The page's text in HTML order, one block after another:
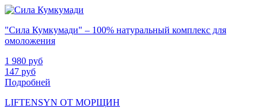
"Сила Кумкумади" – 100% натуральный комплекс для
омоложения
1 980 руб
147 руб
Подробней
LIFTENSYN ОТ МОРЩИН